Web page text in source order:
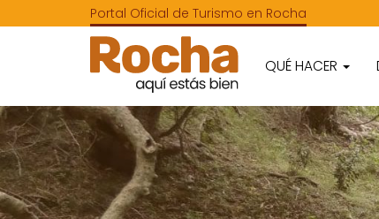
Portal Oficial de Turismo en Rocha
QUÉ HACER